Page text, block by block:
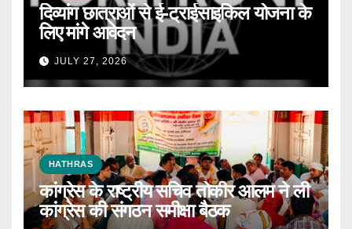
दिव्यांग छात्राओं से ई-ट्राईसाइकिल योजना के
लिए मांगे आवेदन
JULY 27, 2026
HATHRAS
कांग्रेस के राष्ट्रीय सचिव तोकीर आलम ने ली
कांग्रेस की संगठन समीक्षा बैठक